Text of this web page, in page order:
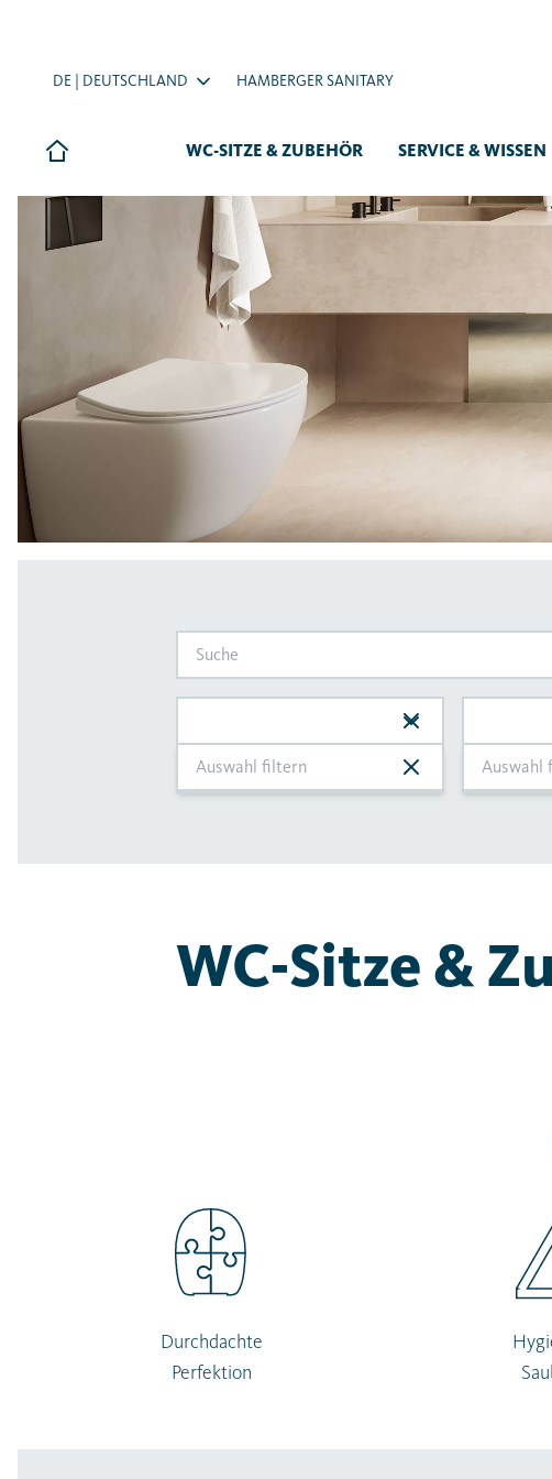
DE | DEUTSCHLAND HAMBERGER SANITARY
WC-SITZE & ZUBEHÖR SERVICE & WISSEN
WC-Sitze &
Durchdachte
Perfektion